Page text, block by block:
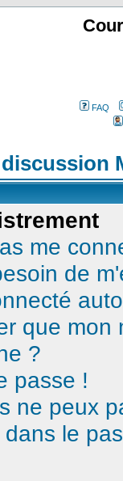
FAQ
me
de
que
?
passe !
ne peux
le